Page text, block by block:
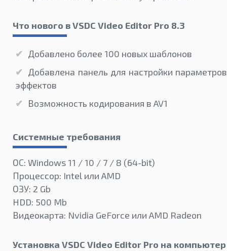
Что нового в VSDC Video Editor Pro 8.3
Добавлено более 100 новых шаблонов
Добавлена панель для настройки параметров
эффектов
Возможность кодирования в AV1
Системные требования
ОС: Windows 11 / 10 / 7 / 8 (64-bit)
Процессор: Intel или AMD
ОЗУ: 2 Gb
HDD: 500 Mb
Видеокарта: Nvidia GeForce или AMD Radeon
Установка VSDC Video Editor Pro на компьютер